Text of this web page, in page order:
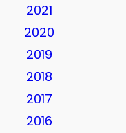
2021
2020
2019
2018
2017
2016